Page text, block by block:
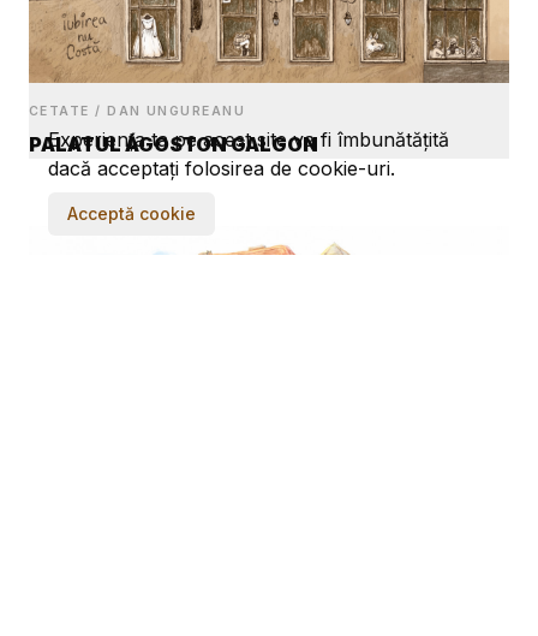
CETATE / DAN UNGUREANU
PALATUL ÁGOSTON GALGON
Experiența ta pe acest site va fi îmbunătățită
dacă acceptați folosirea de cookie-uri.
Acceptă cookie